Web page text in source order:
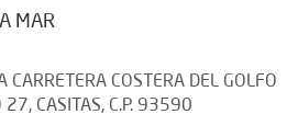
MAR
CARRETERA COSTERA DEL GOLFO
27, CASITAS, C.P. 93590